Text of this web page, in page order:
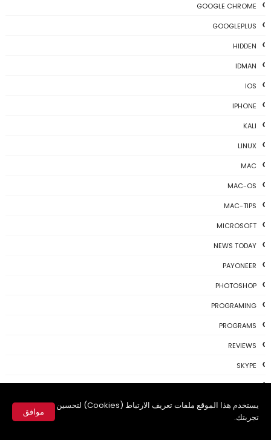
يستخدم هذا الموقع ملفات تعريف الارتباط (Cookies) لتحسين
تجربتك.
موافق
GOOGLE CHROME
GOOGLEPLUS
HIDDEN
IDMAN
IOS
IPHONE
KALI
LINUX
MAC
MAC-OS
MAC-TIPS
MICROSOFT
NEWS TODAY
PAYONEER
PHOTOSHOP
PROGRAMING
PROGRAMS
REVIEWS
SKYPE
TH3 NEWS
TIPS